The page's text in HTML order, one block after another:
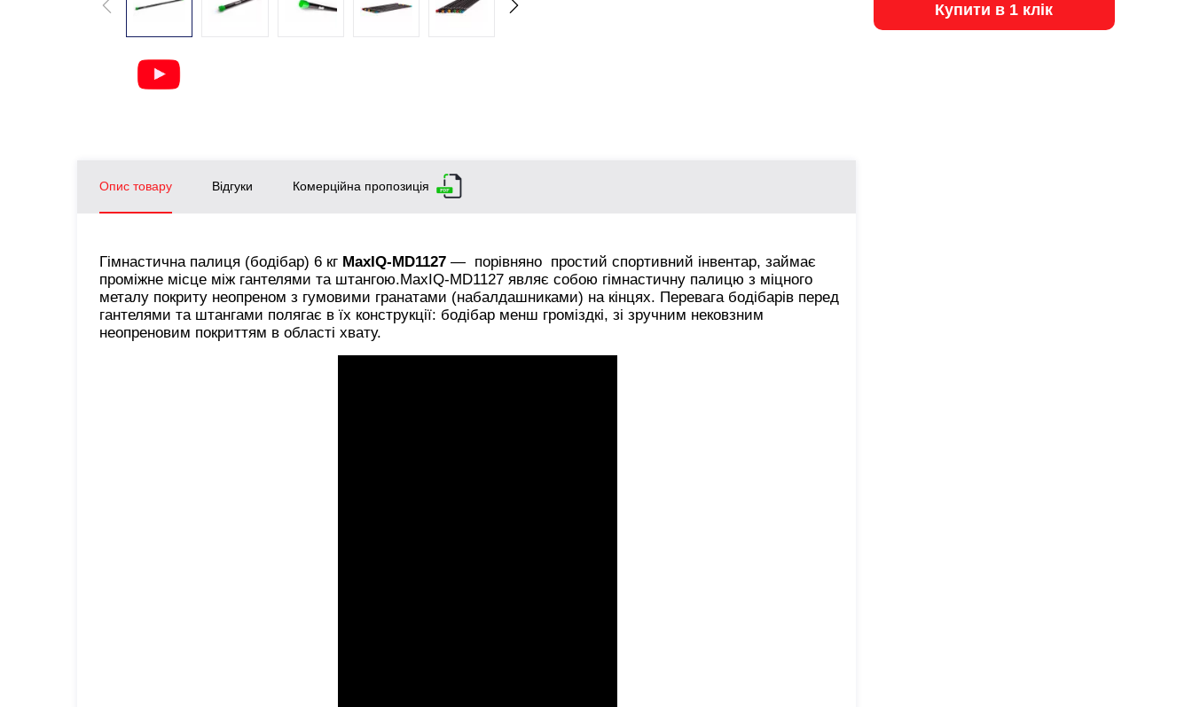
Опис товару Відгуки Комерційна пропозиція
Гімнастична палиця (бодібар) 6 кг MaxIQ-MD1127 — порівняно простий спортивний інвентар, займає
проміжне місце між гантелями та штангою.MaxIQ-MD1127 являє собою гімнастичну палицю з міцного
металу покриту неопреном з гумовими гранатами (набалдашниками) на кінцях. Перевага бодібарів перед
гантелями та штангами полягає в їх конструкції: бодібар менш громіздкі, зі зручним нековзним
неопреновим покриттям в області хвату.
Купити в 1 клік